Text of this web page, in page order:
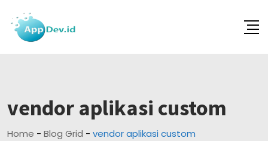
content
vendor aplikasi custom
Home - Blog Grid - vendor aplikasi custom